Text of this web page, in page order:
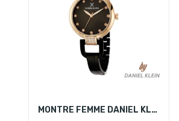
MONTRE FEMME DANIEL KLEIN DK.1.12503-4